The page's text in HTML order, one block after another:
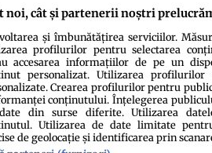
noi, cât și partenerii noștri
și îmbunătățirea serviciilor.
profilurilor pentru selectarea
accesarea informațiilor de pe un
personalizat. Utilizarea profilurilor
Crearea profilurilor pentru
conținutului. Înțelegerea
din surse diferite. Utilizarea
Utilizarea de date limitate
de geolocație și identificarea prin